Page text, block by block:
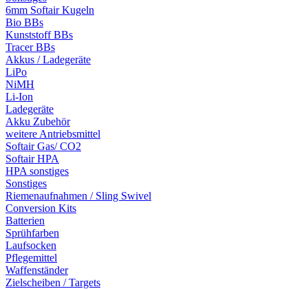
6mm Softair Kugeln
Bio BBs
Kunststoff BBs
Tracer BBs
Akkus / Ladegeräte
LiPo
NiMH
Li-Ion
Ladegeräte
Akku Zubehör
weitere Antriebsmittel
Softair Gas/ CO2
Softair HPA
HPA sonstiges
Sonstiges
Riemenaufnahmen / Sling Swivel
Conversion Kits
Batterien
Sprühfarben
Laufsocken
Pflegemittel
Waffenständer
Zielscheiben / Targets